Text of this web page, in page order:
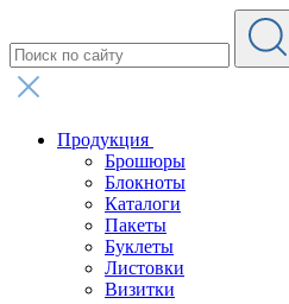
Продукция
Брошюры
Блокноты
Каталоги
Пакеты
Буклеты
Листовки
Визитки